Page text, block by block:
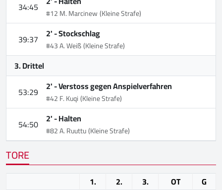
34:45 #12 M. Marcinew(Kleine Strafe)
39:37 2' -Stockschlag
#43 A. Weiß(Kleine Strafe)
3. Drittel
53:29 2' -Verstoss gegen Anspielverfahren
#42 F. Kuqi(Kleine Strafe)
54:50 2' -Halten
#82 A. Ruuttu(Kleine Strafe)
TORE
1. 2. 3. OT
G